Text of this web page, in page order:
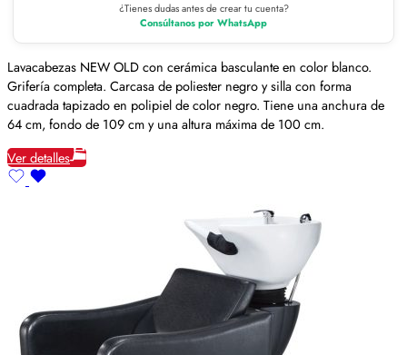
¿Tienes dudas antes de crear tu cuenta?
Consúltanos por WhatsApp
Lavacabezas NEW OLD con cerámica basculante en color blanco.
Grifería completa. Carcasa de poliester negro y silla con forma
cuadrada tapizado en polipiel de color negro. Tiene una anchura de
64 cm, fondo de 109 cm y una altura máxima de 100 cm.
Ver detalles